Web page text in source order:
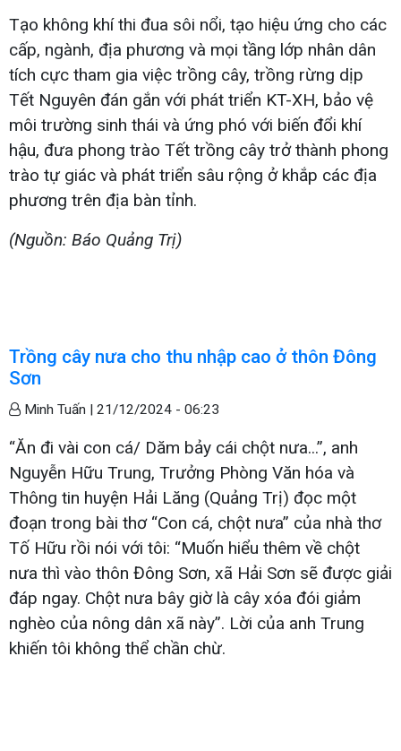
Tạo không khí thi đua sôi nổi, tạo hiệu ứng cho các
cấp, ngành, địa phương và mọi tầng lớp nhân dân
tích cực tham gia việc trồng cây, trồng rừng dịp
Tết Nguyên đán gắn với phát triển KT-XH, bảo vệ
môi trường sinh thái và ứng phó với biến đổi khí
hậu, đưa phong trào Tết trồng cây trở thành phong
trào tự giác và phát triển sâu rộng ở khắp các địa
phương trên địa bàn tỉnh.
(Nguồn: Báo Quảng Trị)
Trồng cây nưa cho thu nhập cao ở thôn Đông
Sơn
Minh Tuấn | 21/12/2024 - 06:23
“Ăn đi vài con cá/ Dăm bảy cái chột nưa...”, anh
Nguyễn Hữu Trung, Trưởng Phòng Văn hóa và
Thông tin huyện Hải Lăng (Quảng Trị) đọc một
đoạn trong bài thơ “Con cá, chột nưa” của nhà thơ
Tố Hữu rồi nói với tôi: “Muốn hiểu thêm về chột
nưa thì vào thôn Đông Sơn, xã Hải Sơn sẽ được giải
đáp ngay. Chột nưa bây giờ là cây xóa đói giảm
nghèo của nông dân xã này”. Lời của anh Trung
khiến tôi không thể chần chừ.